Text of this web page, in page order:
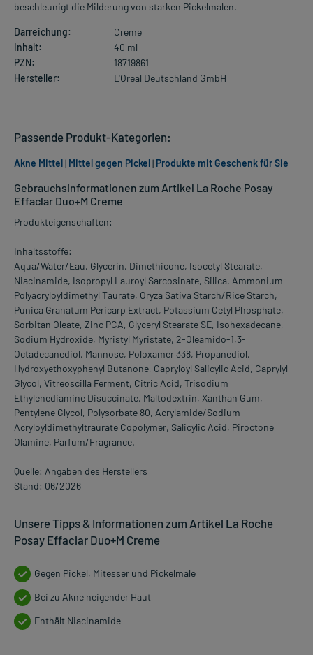
beschleunigt die Milderung von starken Pickelmalen.
Darreichung:
Creme
Inhalt:
40 ml
PZN:
18719861
Hersteller:
L'Oreal Deutschland GmbH
Gebrauchsinformationen zum Artikel La Roche Posay
Effaclar Duo+M Creme
Produkteigenschaften:
Inhaltsstoffe:
Aqua/Water/Eau, Glycerin, Dimethicone, Isocetyl Stearate,
Niacinamide, Isopropyl Lauroyl Sarcosinate, Silica, Ammonium
Polyacryloyldimethyl Taurate, Oryza Sativa Starch/Rice Starch,
Punica Granatum Pericarp Extract, Potassium Cetyl Phosphate,
Sorbitan Oleate, Zinc PCA, Glyceryl Stearate SE, Isohexadecane,
Sodium Hydroxide, Myristyl Myristate, 2-Oleamido-1,3-
Octadecanediol, Mannose, Poloxamer 338, Propanediol,
Hydroxyethoxyphenyl Butanone, Capryloyl Salicylic Acid, Caprylyl
Glycol, Vitreoscilla Ferment, Citric Acid, Trisodium
Ethylenediamine Disuccinate, Maltodextrin, Xanthan Gum,
Pentylene Glycol, Polysorbate 80, Acrylamide/Sodium
Acryloyldimethyltraurate Copolymer, Salicylic Acid, Piroctone
Olamine, Parfum/Fragrance.
Quelle: Angaben des Herstellers
Stand: 06/2026
Unsere Tipps & Informationen zum Artikel La Roche
Posay Effaclar Duo+M Creme
Gegen Pickel, Mitesser und Pickelmale
Bei zu Akne neigender Haut
Enthält Niacinamide
Passende Produkt-Kategorien:
Akne Mittel| Mittel gegen Pickel| Produkte mit Geschenk für Sie